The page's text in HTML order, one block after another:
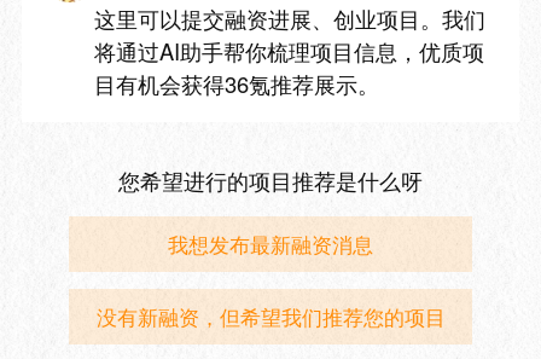
这里可以提交融资进展、创业项目。我们
将通过AI助手帮你梳理项目信息，优质项
目有机会获得36氪推荐展示。
您希望进行的项目推荐是什么呀
我想发布最新融资消息
没有新融资，但希望我们推荐您的项目